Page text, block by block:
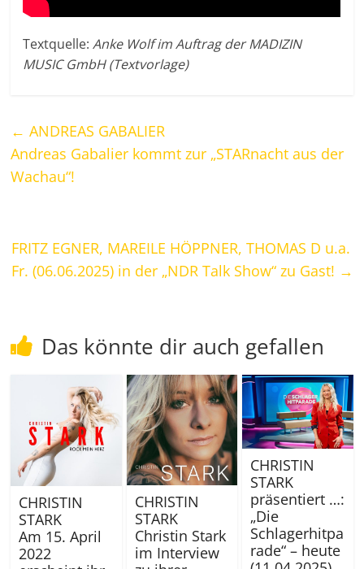
Textquelle:Anke Wolf im Auftrag der MADIZIN
MUSIC GmbH (Textvorlage)
← ANDREAS GABALIER
Andreas Gabalier kommt zur „STARnacht aus der
Wachau“!
FRITZ EGNER, MAREILE HÖPPNER, THOMAS D u.a.
Fr. (06.06.2025) in der „NDR Talk Show“ zu Gast! →
Das könnte dir auch gefallen
CHRISTIN
STARK
Am 15. April
2022
CHRISTIN
STARK
Christin Stark
im Interview
CHRISTIN
STARK
präsentiert …:
„Die
Schlagerhitpa
rade“ – heute